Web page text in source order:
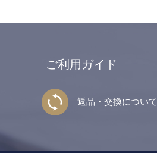
ご利用ガイド
返品・交換について